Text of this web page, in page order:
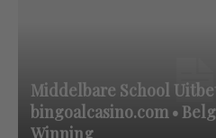
Middelbare School
bingoalcasino.com •